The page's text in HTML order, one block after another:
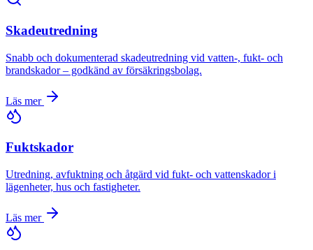
Skadeutredning
Snabb och dokumenterad skadeutredning vid vatten-, fukt- och
brandskador – godkänd av försäkringsbolag.
Läs mer
Fuktskador
Utredning, avfuktning och åtgärd vid fukt- och vattenskador i
lägenheter, hus och fastigheter.
Läs mer